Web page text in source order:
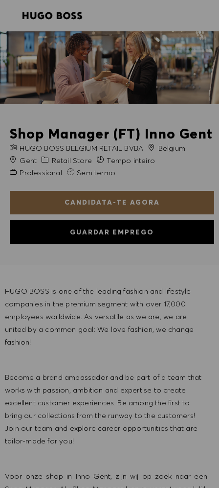
Shop Manager (FT) Inno Gent
NOME DA EMPRESA
HUGO BOSS BELGIUM RETAIL BVBA
Belgium
Cidade
Gent Categoria
Retail Store
Tempo inteiro
Experiência exigida
Professional Sem termo
CANDIDATA-TE AGORA
GUARDAR EMPREGO
HUGO BOSS is one of the leading fashion and lifestyle
companies in the premium segment with over 17,000
employees worldwide. As versatile as we are, we are
united by a common goal: We love fashion, we change
fashion!
Become a brand ambassador and be part of a team that
works with passion, ambition and expertise to create
excellent customer experiences. Be among the first to
bring our collections from the runway to the customers!
Join our team and explore career opportunities that are
tailor-made for you!
Voor onze shop in Inno Gent, zijn wij op zoek naar een